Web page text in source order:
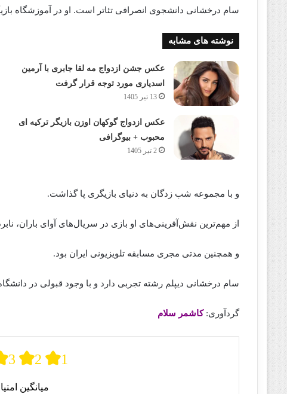
سام درخشانی دانشجوی انصرافی تئاتر است. او در آموزشگاه
نوشته های مشابه
عکس جشن ازدواج مه لقا جابری با آرمین
اسدیاری مورد توجه قرار گرفت
13 تیر 1405
عکس ازدواج گوکهان اوزن بازیگر ترکیه ای
محبوب + بیوگرافی
2 تیر 1405
و با مجموعه شب زدگان به دنیای بازیگری پا گذاشت.
از مهم‌ترین نقش‌آفرینی‌های او بازی در سریال‌های آوای باران،
و همچنین مدتی مجری مسابقه تلویزیونی ایران بود.
سام درخشانی دیپلم رشته تجربی دارد و با وجود قبولی در
گردآوری:کاشمر سلام
3 2 1
میانگین